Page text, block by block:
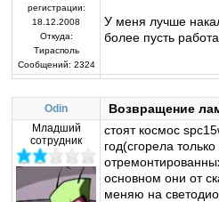
регистрации:
18.12.2008
Откуда:
Тирасполь
Сообщений: 2324
У меня лучше
более пусть
Odin Возвращение
Младший
сотрудник
стоят космос
год(сгорела
основном они от
меняю на